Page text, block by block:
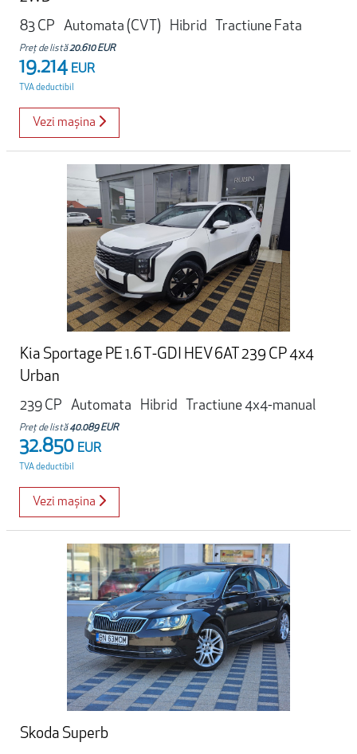
83 CP
Automata (CVT) Hibrid Tractiune Fata
Preț de listă20.610 EUR
19.214 EUR
TVA deductibil
Vezi mașina
Kia Sportage PE 1.6 T-GDI HEV 6AT 239 CP 4x4
Urban
239 CP
Automata Hibrid Tractiune 4x4-manual
Preț de listă40.089 EUR
32.850 EUR
TVA deductibil
Vezi mașina
Skoda Superb